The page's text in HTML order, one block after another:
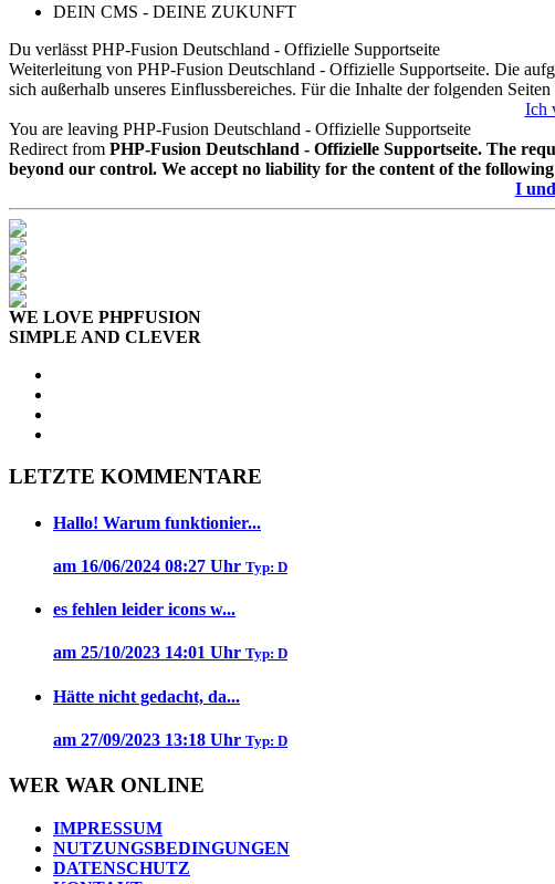
DEIN CMS - DEINE ZUKUNFT
Du verlässt PHP-Fusion Deutschland - Offizielle Supportseite
Weiterleitung von PHP-Fusion Deutschland - Offizielle Supportseite. Die
sich außerhalb unseres Einflussbereiches. Für die Inhalte der folgenden Seiten
Ich
You are leaving PHP-Fusion Deutschland - Offizielle Supportseite
Redirect from PHP-Fusion Deutschland - Offizielle Supportseite. The
beyond our control. We accept no liability for the content of the following
I
WE LOVE PHPFUSION
SIMPLE AND CLEVER
LETZTE KOMMENTARE
Hallo! Warum funktionier...
am 16/06/2024 08:27 Uhr Typ: D
es fehlen leider icons w...
am 25/10/2023 14:01 Uhr Typ: D
Hätte nicht gedacht, da...
am 27/09/2023 13:18 Uhr Typ: D
WER WAR ONLINE
IMPRESSUM
NUTZUNGSBEDINGUNGEN
DATENSCHUTZ